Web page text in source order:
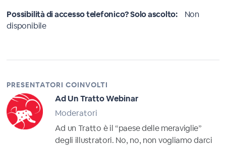
Possibilità di accesso telefonico? Solo ascolto:
Non
disponibile
PRESENTATORI COINVOLTI
Ad Un Tratto Webinar
Moderatori
Ad un Tratto è il “paese delle meraviglie”
degli illustratori. No, no, non vogliamo darci